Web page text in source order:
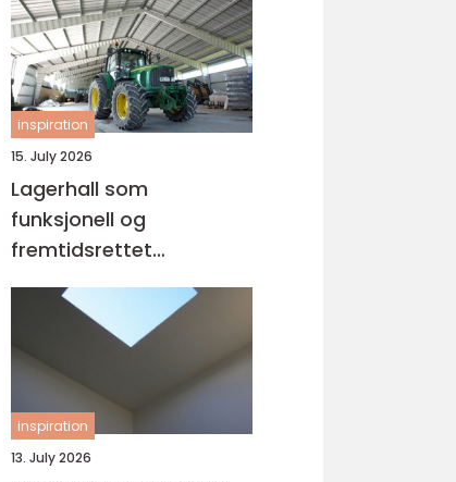
inspiration
15. July 2026
Lagerhall som
funksjonell og
fremtidsrettet
bygningsløsning
inspiration
13. July 2026